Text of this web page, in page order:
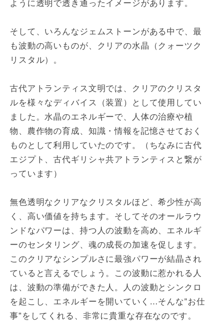
ように透明で透き通ったイメージがあります。
そして、いろんなジェムストーンがある中で、最
も波動の高いものが、クリアの水晶（クォーツク
リスタル）。
古代アトランティス文明では、クリアのクリスタ
ルを様々なディバイス（装置）として使用してい
ました。水晶のエネルギーで、人体の治療や植
物、農作物の育成、知識・情報を記憶させておく
ものとして利用していたのです。（ちなみに古代
エジプト、古代ギリシャ共アトランティスと繋が
っています）
無色透明なクリアなクリスタルほど、希少性が高
く、高い価値を持ちます。そしてそのオールラウ
ンドなパワーは、持つ人の波動を高め、エネルギ
ーのセンタリング、魂の成長の加速を促します。
このクリアなシンプルさに最強パワーが結晶され
ていると言えるでしょう。この波動に惹かれる人
は、波動の準備ができた人。人の波動とシンクロ
を起こし、エネルギーを開いていく…そんな”お仕
事”をしてくれる、非常に貴重な存在なのです。